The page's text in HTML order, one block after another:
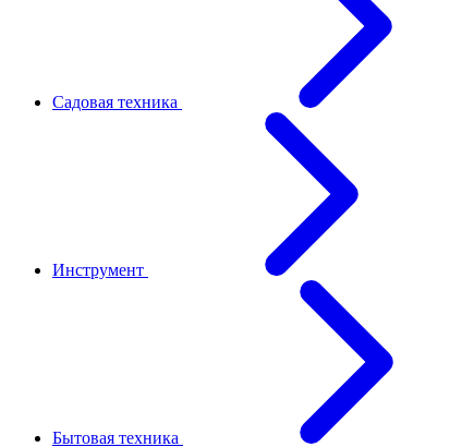
Садовая техника
Инструмент
Бытовая техника